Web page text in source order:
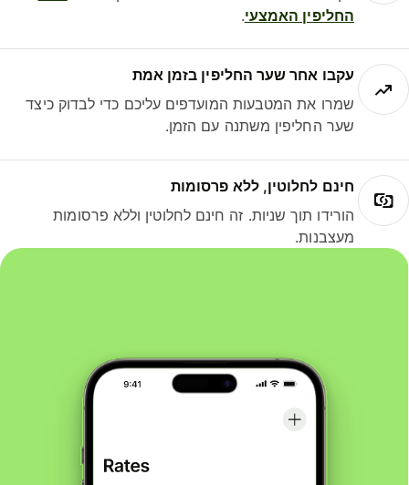
החליפין האמצעי.
עקבו אחר שער החליפין בזמן אמת
שמרו את המטבעות המועדפים עליכם כדי לבדוק כיצד
שער החליפין משתנה עם הזמן.
חינם לחלוטין, ללא פרסומות
הורידו תוך שניות. זה חינם לחלוטין וללא פרסומות
מעצבנות.